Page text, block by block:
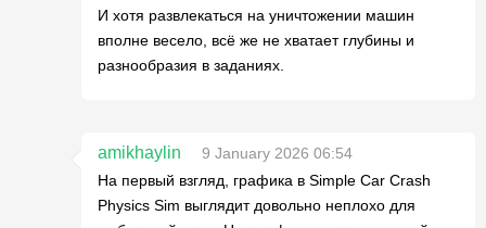
И хотя развлекаться на уничтожении машин
вполне весело, всё же не хватает глубины и
разнообразия в заданиях.
amikhaylin
9 January 2026 06:54
На первый взгляд, графика в Simple Car Crash
Physics Sim выглядит довольно неплохо для